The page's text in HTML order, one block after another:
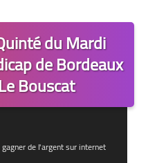
du Mardi
de Bordeaux
Bouscat
gagner de l'argent sur internet